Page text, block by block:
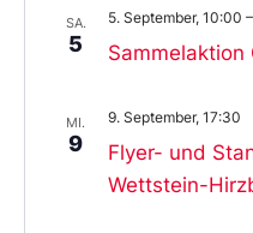
SA.
5 Sammelaktion
5. September, 10:00 –
MI.
9
Flyer- und
Wettstein-
9. September, 17:30